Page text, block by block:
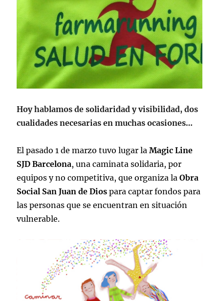
Hoy hablamos de solidaridad y visibilidad, dos
cualidades necesarias en muchas ocasiones…
El pasado 1 de marzo tuvo lugar laMagic Line
SJD Barcelona, una caminata solidaria, por
equipos y no competitiva, que organiza laObra
Social San Juan de Dios para captar fondos para
las personas que se encuentran en situación
vulnerable.